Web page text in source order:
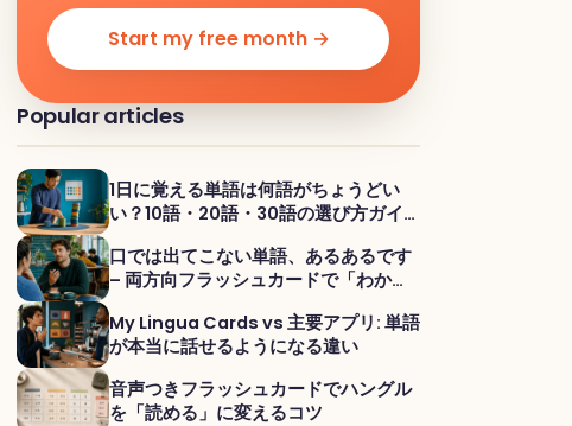
Start my free month →
Popular articles
1日に覚える単語は何語がちょうどい
い？10語・20語・30語の選び方ガイ
口では出てこない単語、あるあるです
– 両方向フラッシュカードで「わか
My Lingua Cards vs 主要アプリ: 単語
が本当に話せるようになる違い
音声つきフラッシュカードでハングル
を「読める」に変えるコツ